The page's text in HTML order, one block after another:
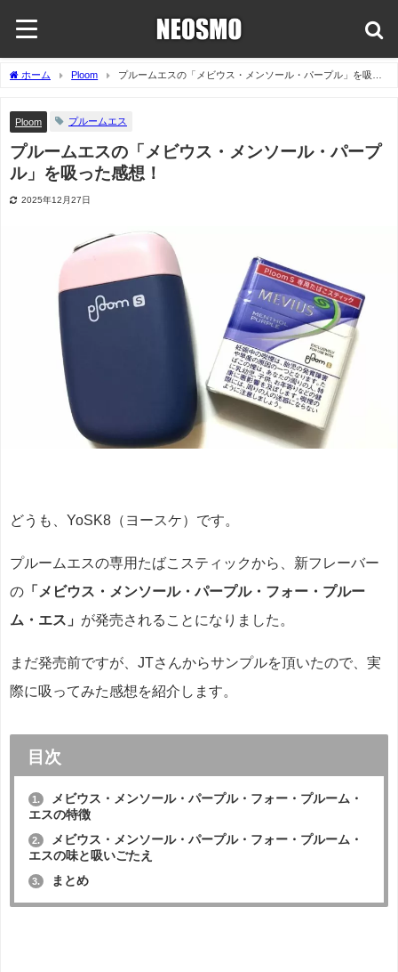
ホーム Ploom
プルームエスの「メビウス・メンソール・パープル」を吸っ
Ploom プルームエス
プルームエスの「メビウス・メンソール・パープ
ル」を吸った感想！
2025年12月27日
どうも、YoSK8（ヨースケ）です。
プルームエスの専用たばこスティックから、新フレーバー
の 「メビウス・メンソール・パープル・フォー・プルー
ム・エス」 が発売されることになりました。
まだ発売前ですが、JTさんからサンプルを頂いたので、実
際に吸ってみた感想を紹介します。
目次
1.
メビウス・メンソール・パープル・フォー・プルーム・
エスの特徴
2.
メビウス・メンソール・パープル・フォー・プルーム・
エスの味と吸いごたえ
3. まとめ